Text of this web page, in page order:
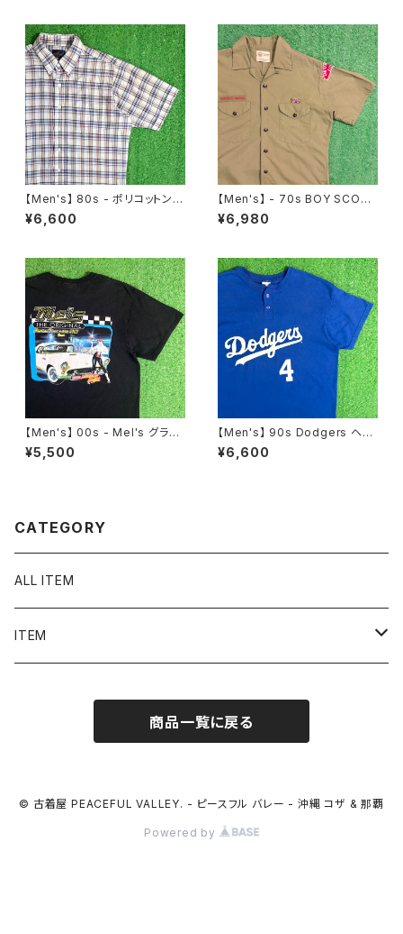
【Men's】 80s - ポリコットン
チェック シャツ / 80年代 古着
半袖 メンズ 2280
¥6,600
【Men's】 - 70s BOY SCOU
T OF AMERICA 開襟 シャツ /
70年代 シャツ 半袖 古着 メン
¥6,980
【Men's】 00s - Mel's グラフ
ィック Tシャツ / ティーシャツ T
-Shirt 古着 レストラン Americ
¥5,500
【Men's】 90s Dodgers ヘン
リーネック Tシャツ / アメリカ製
USA製 90年代 ティーシャツ T
¥6,600
CATEGORY
ALL ITEM
ITEM
シャツ／ブラウス
半袖シャツ / ブラウス
タンクトップ
商品一覧に戻る
© 古着屋 PEACEFUL VALLEY. - ピースフル バレー - 沖縄 コザ & 那覇
Powered by